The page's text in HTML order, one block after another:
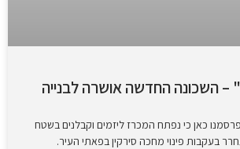
– השכונה החדשה אושרה לבנייה
פרסמנו כאן כי נפתח המכרז ליזמים וקבלנים בשטח
בעקבות פינוי מחכה סירקין בפאתי העיר.